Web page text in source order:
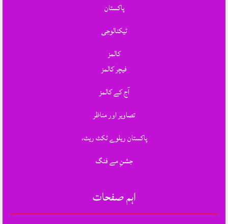
پاکستان
ٹیکنالوجی
کالمز
فیچر کالمز
آج کے کالمز
تصاویر اور مناظر
پاکستان ریلوے ٹکٹ ریٹ،
جشنِ مے فنگ
اہم صفحات